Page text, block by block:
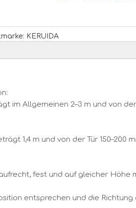
KERUIDA
im Allgemeinen 2–3 m und von der
1,4 m und von der Tür 150–200
fest und auf gleicher Höhe
entsprechen und die